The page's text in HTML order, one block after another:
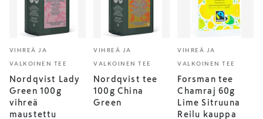
VIHREÄ JA
VALKOINEN TEE
Nordqvist Lady
Green 100g
vihreä
maustettu
VIHREÄ JA
VALKOINEN TEE
Nordqvist tee
100g China
Green
VIHREÄ JA
VALKOINEN TEE
Forsman tee
Chamraj 60g
Lime Sitruuna
Reilu kauppa